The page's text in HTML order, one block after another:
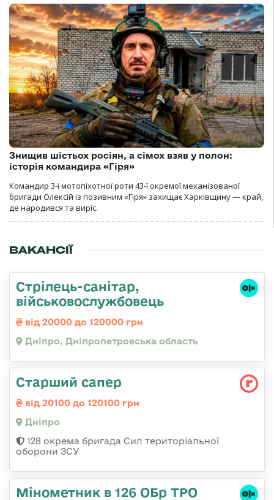
Знищив шістьох росіян, а сімох взяв у полон:
історія командира «Гіря»
Командир 3-ї мотопіхотної роти 43-ї окремої механізованої
бригади Олексій із позивним «Гіря» захищає Харківщину — край,
де народився та виріс.
ВАКАНСІЇ
Стрілець-санітар,
військовослужбовець
від 20000 до 120000 грн
Дніпро, Дніпропетровська область
Старший сапер
від 20100 до 120100 грн
Дніпро
128 окрема бригада Сил територіальної
оборони ЗСУ
Мінометник в 126 ОБр ТРО